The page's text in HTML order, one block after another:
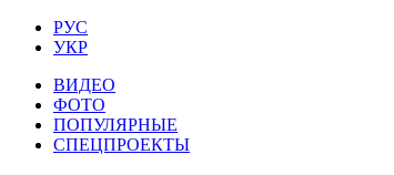
РУС
УКР
ВИДЕО
ФОТО
ПОПУЛЯРНЫЕ
СПЕЦПРОЕКТЫ